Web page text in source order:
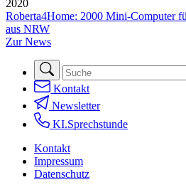
2020
Roberta4Home: 2000 Mini-Computer
aus NRW
Zur News
Kontakt
Newsletter
KI.Sprechstunde
Kontakt
Impressum
Datenschutz